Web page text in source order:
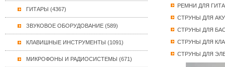
ГИТАРЫ (4367)
ЗВУКОВОЕ ОБОРУДОВАНИЕ (589)
КЛАВИШНЫЕ ИНСТРУМЕНТЫ (1091)
МИКРОФОНЫ И РАДИОСИСТЕМЫ (671)
РЕМНИ ДЛЯ
СТРУНЫ ДЛЯ
СТРУНЫ ДЛЯ
СТРУНЫ ДЛЯ
СТРУНЫ ДЛЯ